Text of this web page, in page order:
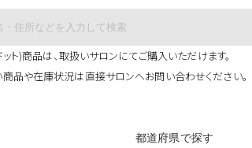
ット)商品は、取扱いサロンにてご購入いただけます。
品や在庫状況は直接サロンへお問い合わせください。
都道府県で探す